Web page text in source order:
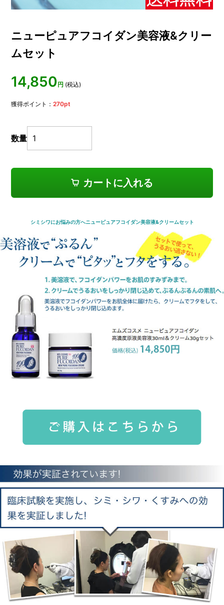
ニューピュアフコイダン美容液&クリー
ムセット
14,850円 (税込)
獲得ポイント：270pt
数量
カートに入れる
シミシワにお悩みの方へニューピュアフコイダン美容液&クリームセット